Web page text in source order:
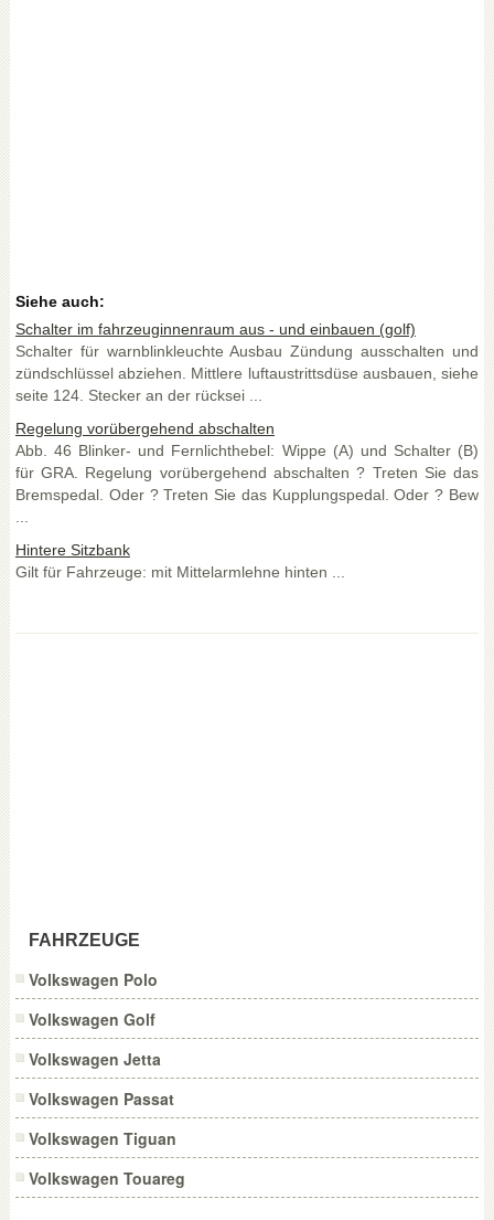
Siehe auch:
Schalter im fahrzeuginnenraum aus - und einbauen (golf)
Schalter für warnblinkleuchte Ausbau Zündung ausschalten und
zündschlüssel abziehen. Mittlere luftaustrittsdüse ausbauen, siehe
seite 124. Stecker an der rücksei ...
Regelung vorübergehend abschalten
Abb. 46 Blinker- und Fernlichthebel: Wippe (A) und Schalter (B)
für GRA. Regelung vorübergehend abschalten ? Treten Sie das
Bremspedal. Oder ? Treten Sie das Kupplungspedal. Oder ? Bew
...
Hintere Sitzbank
Gilt für Fahrzeuge: mit Mittelarmlehne hinten ...
FAHRZEUGE
Volkswagen Polo
Volkswagen Golf
Volkswagen Jetta
Volkswagen Passat
Volkswagen Tiguan
Volkswagen Touareg